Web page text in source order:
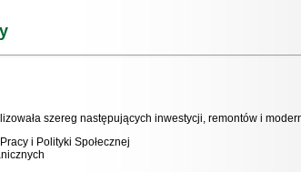
szereg następujących inwestycji, remontów i
i Polityki Społecznej